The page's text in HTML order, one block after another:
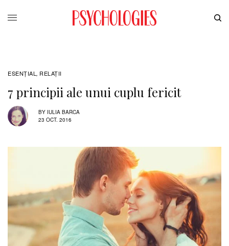
ESENȚIAL , RELAŢII
7 principii ale unui cuplu fericit
BY IULIA BARCA
23 OCT. 2016